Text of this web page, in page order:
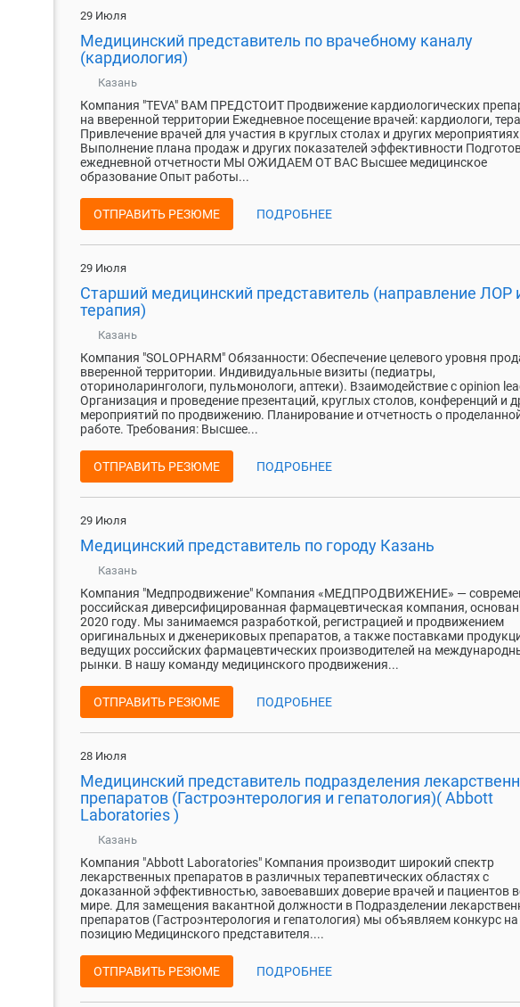
29 Июля
Медицинский представитель по врачебному каналу
(кардиология)
Казань
Компания "TEVA" ВАМ ПРЕДСТОИТ Продвижение кардиологических
на вверенной территории Ежедневное посещение врачей: кардиологи,
Привлечение врачей для участия в круглых столах и других мероприятиях
Выполнение плана продаж и других показателей эффективности
ежедневной отчетности МЫ ОЖИДАЕМ ОТ ВАС Высшее медицинское
образование Опыт работы...
ОТПРАВИТЬ РЕЗЮМЕ ПОДРОБНЕЕ
29 Июля
Старший медицинский представитель (направление ЛОР
терапия)
Казань
Компания "SOLOPHARM" Обязанности: Обеспечение целевого уровня
вверенной территории. Индивидуальные визиты (педиатры,
оториноларингологи, пульмонологи, аптеки). Взаимодействие с opinion
Организация и проведение презентаций, круглых столов, конференций и
мероприятий по продвижению. Планирование и отчетность о
работе. Требования: Высшее...
ОТПРАВИТЬ РЕЗЮМЕ ПОДРОБНЕЕ
29 Июля
Медицинский представитель по городу Казань
Казань
Компания "Медпродвижение" Компания «МЕДПРОДВИЖЕНИЕ» —
российская диверсифицированная фармацевтическая компания,
2020 году. Мы занимаемся разработкой, регистрацией и продвижением
оригинальных и дженериковых препаратов, а также поставками
ведущих российских фармацевтических производителей на
рынки. В нашу команду медицинского продвижения...
ОТПРАВИТЬ РЕЗЮМЕ ПОДРОБНЕЕ
28 Июля
Медицинский представитель подразделения
препаратов (Гастроэнтерология и гепатология)( Abbott
Laboratories )
Казань
Компания "Abbott Laboratories" Компания производит широкий спектр
лекарственных препаратов в различных терапевтических областях с
доказанной эффективностью, завоевавших доверие врачей и пациентов
мире. Для замещения вакантной должности в Подразделении
препаратов (Гастроэнтерология и гепатология) мы объявляем конкурс на
позицию Медицинского представителя....
ОТПРАВИТЬ РЕЗЮМЕ ПОДРОБНЕЕ